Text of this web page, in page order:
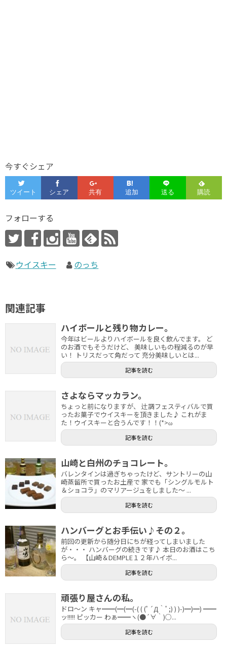
今すぐシェア
フォローする
ウイスキー のっち
関連記事
ハイボールと残り物カレー。
今年はビールよりハイボールを良く飲んでます。 ど
のお酒でもそうだけど、 美味しいもの程減るのが早
い！ トリスだって角だって 充分美味しいとは...
記事を読む
さよならマッカラン。
ちょっと前になりますが、 辻調フェスティバルで買
ったお菓子でウイスキーを頂きました♪ これがま
た！ウイスキーと合うんです！！(*>ω
記事を読む
山崎と白州のチョコレート。
バレンタインは過ぎちゃったけど、サントリーの山
崎蒸留所で買ったお土産で 家でも「シングルモルト
＆ショコラ」のマリアージュをしました～ ...
記事を読む
ハンバーグとお手伝い♪その２。
前回の更新から随分日にちが経ってしまいました
が・・・ ハンバーグの続きです♪ 本日のお酒はこち
ら～。 【山崎＆DEMPLE１２年ハイボ...
記事を読む
頑張り屋さんの私。
ドロ～ン キャ━━(━(━(-( ( (ﾟ´Д｀ﾟ;) ) )-)━)━) ━━
ッ!!!!! ピッカー わぁ━━ヽ(●´∀｀)○...
記事を読む